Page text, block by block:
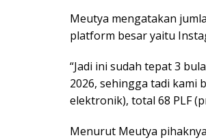
Meutya mengatakan
platform besar yaitu
“Jadi ini sudah tepat 3
2026, sehingga tadi kami
elektronik), total 68 PLF
Menurut Meutya